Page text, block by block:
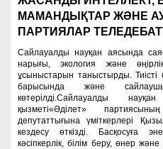
МАМАНДЫҚТАР ЖӘНЕ
ПАРТИЯЛАР
Сайлауалды науқан аясында
нарығы, экология және
ұсыныстарын таныстырды.
барысында және
көтерілді.Сайлауалды
қызметі«Әділет»
депутаттығына үміткерлері
кездесу өткізді. Басқосуға
кәсіпкерлік, білім беру, өнер